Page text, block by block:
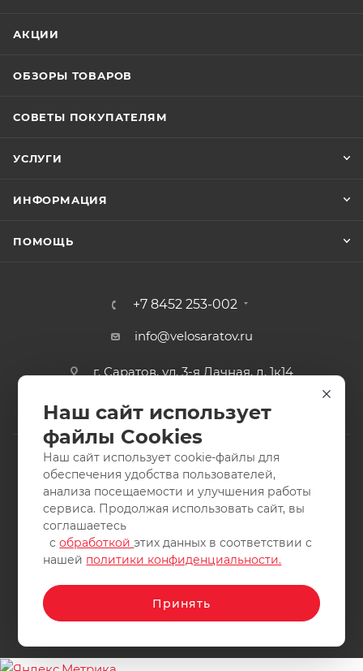
АКЦИИ
ОБЗОРЫ ТОВАРОВ
СОВЕТЫ ПОКУПАТЕЛЯМ
УСЛУГИ
ИНФОРМАЦИЯ
ПОМОЩЬ
+7 8452 253-002
info@velosaratov.ru
г. Саратов, ул. 3-я Дачная, д. 1к14
2011-2026 © интернет-магазин спортивных товаров
ВелоСаратов. Не является публичной офертой. Все права
защищены. Заимствование материалов и фотографий
запрещено.
Наш сайт использует
файлы Cookies
Наш сайт использует cookie-файлы для
обеспечения удобства пользователей,
анализа посещаемости и улучшения работы
сервиса. Продолжая использовать сайт, вы
соглашаетесь
собработкойэтих данных в соответствии с
нашей политики конфиденциальности.
Принять